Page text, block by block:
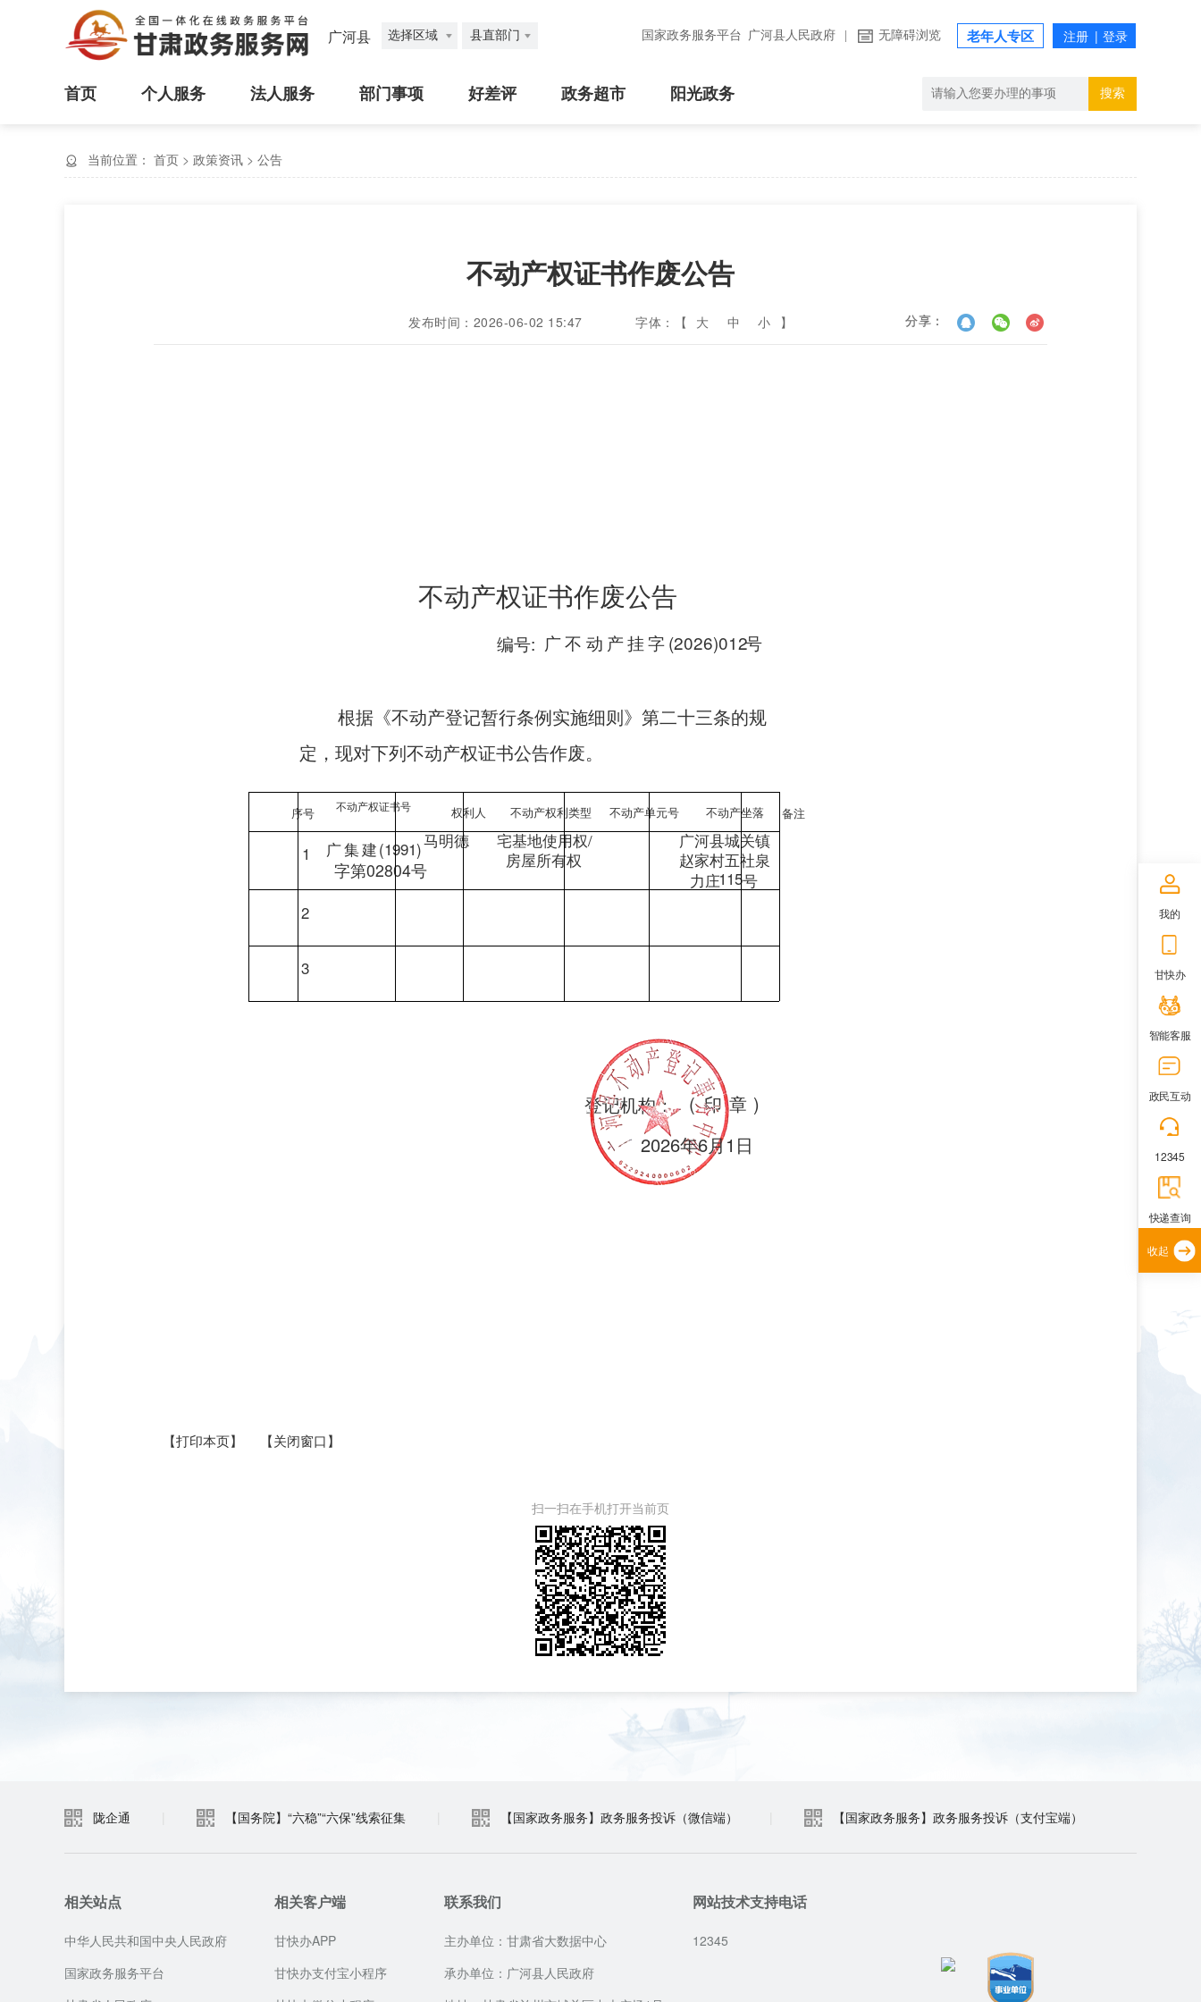
广河县 选择区域 县直部门 国家政务服务平台 广河县人民政府 无障碍浏览 老年人专区
首页 个人服务 法人服务 部门事项 好差评 政务超市 阳光政务 搜索
当前位置： 首页 > 政策资讯 > 公告
不动产权证书作废公告
发布时间：2026-06-02 15:47 字体：【 大 中 小 】 分享：
不动产权证书作废公告
编号: 广不 动 产挂字(2026)012号
根据《不动产登记暂行条例实施细则》第二十三条的规
定，现对下列不动产权证书公告作废。
序号 不动产权证书号 权利人 不动产权利类型 不动产单元号 不动产坐落 备注
广集建(1991)马明德 宅基地使用权/ 广河县城关镇
1 房屋所有权 赵家村五社泉
字第02804号 力庄115号
2
3
登记机构： ( 印 章 )
2026年6月1日
【打印本页】 【关闭窗口】
扫一扫在手机打开当前页
陇企通 【国务院】“六稳”“六保”线索征集 【国家政务服务】政务服务投诉（微信端） 【国家政务服务】政务服务投诉（支付宝端）
相关站点
中华人民共和国中央人民政府
国家政务服务平台
相关客户端
甘快办APP
甘快办支付宝小程序
联系我们
主办单位：甘肃省大数据中心
承办单位：广河县人民政府
网站技术支持电话
12345
我的
甘快办
智能客服
政民互动
12345
快递查询
收起